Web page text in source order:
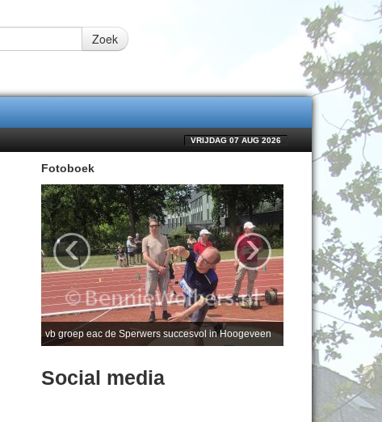
Zoek
VRIJDAG 07 AUG 2026
Fotoboek
vb groep eac de Sperwers succesvol in Hoogeveen
‹ ›
Social media